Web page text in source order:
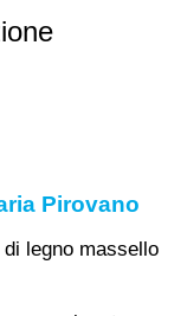
Pirovano
legno massello